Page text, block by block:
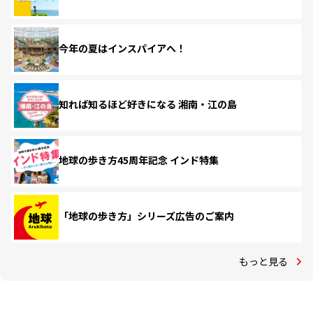
今年の夏はインスパイアへ！
知れば知るほど好きになる 湘南・江の島
地球の歩き方45周年記念 インド特集
「地球の歩き方」シリーズ広告のご案内
もっと見る